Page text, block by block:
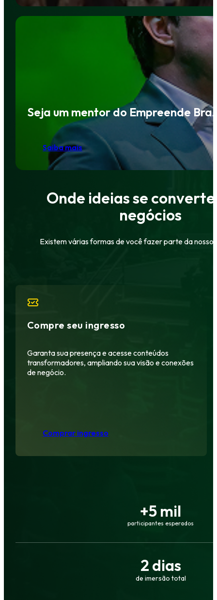
Seja um mentor do Empreende
Saiba mais
Onde ideias se
negócios
Existem várias formas de você fazer parte da nosso
Compre seu ingresso
Garanta sua presença e acesse conteúdos
transformadores, ampliando sua visão e conexões
de negócio.
Comprar ingresso
+5 mil
participantes esperados
2 dias
de imersão total